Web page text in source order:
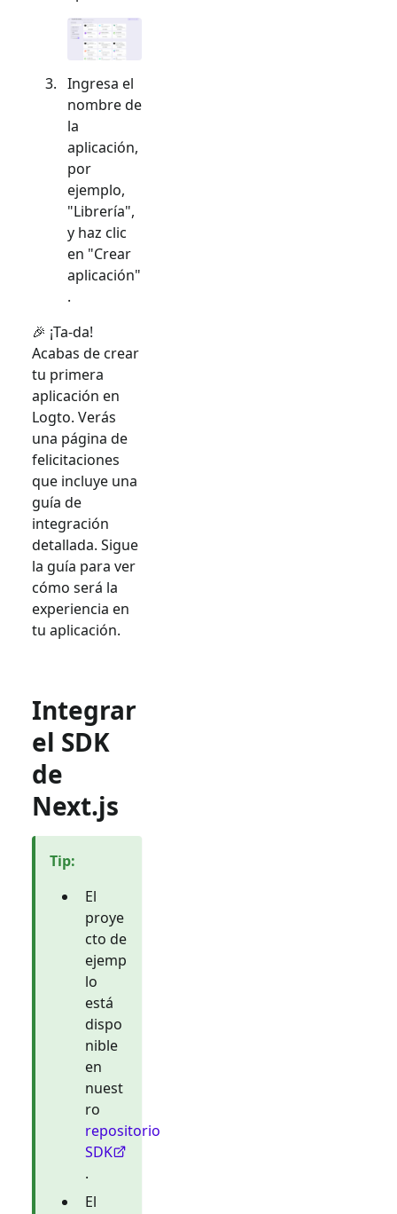
Ingresa el
nombre de
la
aplicación,
por
ejemplo,
"Librería",
y haz clic
en "Crear
aplicación"
.
🎉 ¡Ta-da!
Acabas de crear
tu primera
aplicación en
Logto. Verás
una página de
felicitaciones
que incluye una
guía de
integración
detallada. Sigue
la guía para ver
cómo será la
experiencia en
tu aplicación.
Integrar
el SDK
de
Next.js
Tip:
El
proye
cto de
ejemp
lo
está
dispo
nible
en
nuest
ro
repositorio
SDK
.
El